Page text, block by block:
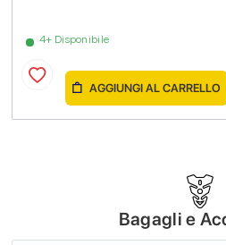
4+ Disponibile
AGGIUNGI AL CARRELLO
Bagagli e